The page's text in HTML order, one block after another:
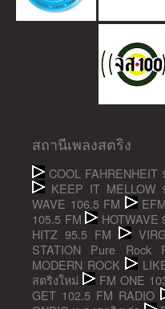
สถานีเพลงสตริง
COOL FAHRENHEIT
KEEP IT MELLOW
WAVE 106.5 FM
105.5 FM
HOTWAVE
HITZ 95.5 FM
STATION Pure Rock
MODERN ROCK
สตริงใหม่
FM ONE
GET 102.5 FM RADIO